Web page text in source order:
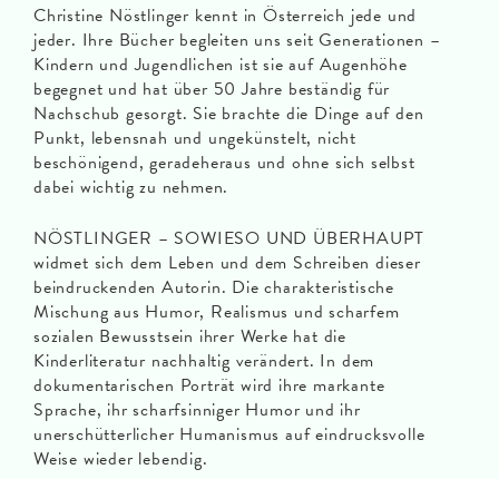
Christine Nöstlinger kennt in Österreich jede und
jeder. Ihre Bücher begleiten uns seit Generationen –
Kindern und Jugendlichen ist sie auf Augenhöhe
begegnet und hat über 50 Jahre beständig für
Nachschub gesorgt. Sie brachte die Dinge auf den
Punkt, lebensnah und ungekünstelt, nicht
beschönigend, geradeheraus und ohne sich selbst
dabei wichtig zu nehmen.
NÖSTLINGER – SOWIESO UND ÜBERHAUPT
widmet sich dem Leben und dem Schreiben dieser
beindruckenden Autorin. Die charakteristische
Mischung aus Humor, Realismus und scharfem
sozialen Bewusstsein ihrer Werke hat die
Kinderliteratur nachhaltig verändert. In dem
dokumentarischen Porträt wird ihre markante
Sprache, ihr scharfsinniger Humor und ihr
unerschütterlicher Humanismus auf eindrucksvolle
Weise wieder lebendig.